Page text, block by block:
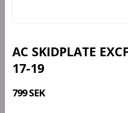
AC SKIDPLATE
17-19
799 SEK